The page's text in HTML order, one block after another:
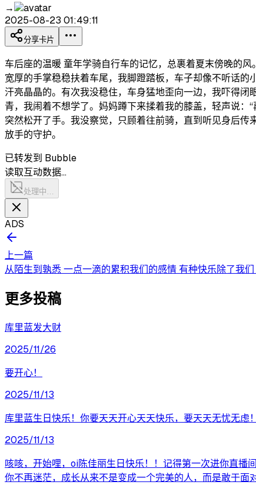
→
2025-08-23 01:49:11
分享卡片
车后座的温暖 童年学骑自行车的记忆，总裹着夏末傍晚的
宽厚的手掌稳稳扶着车尾，我脚蹬踏板，车子却像不听话
汗亮晶晶的。有次我没稳住，车身猛地歪向一边，我吓得
青，我闹着不想学了。妈妈蹲下来揉着我的膝盖，轻声说
突然松开了手。我没察觉，只顾着往前骑，直到听见身后
放手的守护。
已转发到 Bubble
读取互动数据…
处理中…
ADS
上一篇
从陌生到孰悉 一点一滴的累积我们的感情 有种快乐除了我
更多投稿
库里蓝发大财
2025/11/26
要开心！
2025/11/13
库里蓝生日快乐！你要天天开心天天快乐，要天天无忧无虑
2025/11/13
咳咳，开始哩，oi陈佳丽生日快乐！！记得第一次进你直播
你不再迷茫，成长从来不是变成一个完美的人，而是敢于面